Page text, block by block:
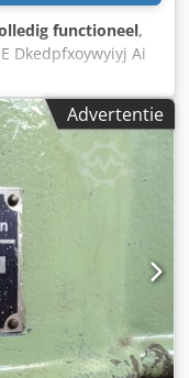
functioneel,
Dkedpfxoywyiyj Ai
Advertentie